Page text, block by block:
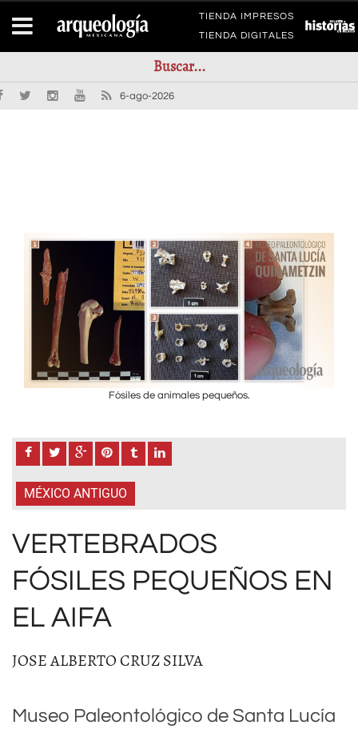
TIENDA IMPRESOS
TIENDA DIGITALES
6-ago-2026
Fósiles de animales pequeños.
MÉXICO ANTIGUO
VERTEBRADOS
FÓSILES PEQUEÑOS EN
EL AIFA
JOSE ALBERTO CRUZ SILVA
Museo Paleontológico de Santa Lucía